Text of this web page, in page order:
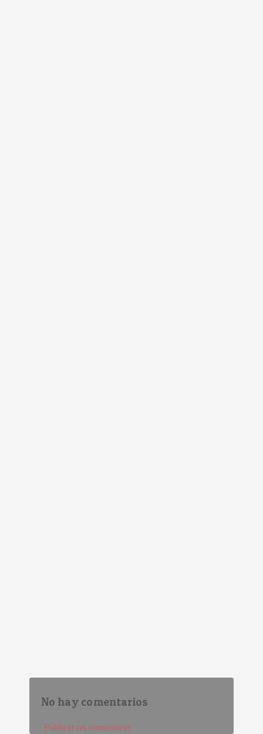
No hay comentarios
Publicar un comentario